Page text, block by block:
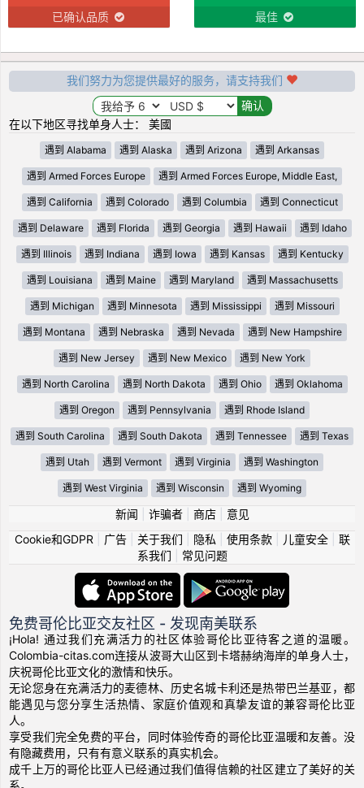
已确认品质 最佳
我们努力为您提供最好的服务，请支持我们
在以下地区寻找单身人士： 美國
遇到 Alabama 遇到 Alaska 遇到 Arizona 遇到 Arkansas
遇到 Armed Forces Europe 遇到 Armed Forces Europe, Middle East,
遇到 California 遇到 Colorado 遇到 Columbia 遇到 Connecticut
遇到 Delaware 遇到 Florida 遇到 Georgia 遇到 Hawaii 遇到 Idaho
遇到 Illinois 遇到 Indiana 遇到 Iowa 遇到 Kansas 遇到 Kentucky
遇到 Louisiana 遇到 Maine 遇到 Maryland 遇到 Massachusetts
遇到 Michigan 遇到 Minnesota 遇到 Mississippi 遇到 Missouri
遇到 Montana 遇到 Nebraska 遇到 Nevada 遇到 New Hampshire
遇到 New Jersey 遇到 New Mexico 遇到 New York
遇到 North Carolina 遇到 North Dakota 遇到 Ohio 遇到 Oklahoma
遇到 Oregon 遇到 Pennsylvania 遇到 Rhode Island
遇到 South Carolina 遇到 South Dakota 遇到 Tennessee 遇到 Texas
遇到 Utah 遇到 Vermont 遇到 Virginia 遇到 Washington
遇到 West Virginia 遇到 Wisconsin 遇到 Wyoming
新闻 诈骗者| 商店| 意见
Cookie和GDPR
广告| 关于我们 隐私 使用条款| 儿童安全| 联
系我们
常见问题
免费哥伦比亚交友社区 - 发现南美联系
¡Hola! 通过我们充满活力的社区体验哥伦比亚待客之道的温暖。
Colombia-citas.com连接从波哥大山区到卡塔赫纳海岸的单身人士，
庆祝哥伦比亚文化的激情和快乐。
无论您身在充满活力的麦德林、历史名城卡利还是热带巴兰基亚，都
能遇见与您分享生活热情、家庭价值观和真挚友谊的兼容哥伦比亚
人。
享受我们完全免费的平台，同时体验传奇的哥伦比亚温暖和友善。没
有隐藏费用，只有有意义联系的真实机会。
成千上万的哥伦比亚人已经通过我们值得信赖的社区建立了美好的关
系。